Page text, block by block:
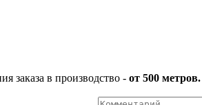
заказа в производство - от 500 метров.